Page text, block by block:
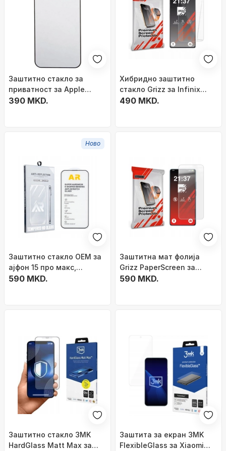
Заштитно стакло за
приватност за Apple
iPhone X XS 11 Pro, калено
390 MKD.
Хибридно заштитно
стакло Grizz за Infinix
Note 50 Pro Plus, 9H,
490 MKD.
Ново
Заштитно стакло OEM за
ајфон 15 про макс,
антирефлективно, 9H,
590 MKD.
Заштитна мат фолија
Grizz PaperScreen за
Xiaomi Redmi Note 14S,
590 MKD.
Заштитно стакло 3MK
HardGlass Matt Max за
Заштита за екран 3MK
FlexibleGlass за Xiaomi